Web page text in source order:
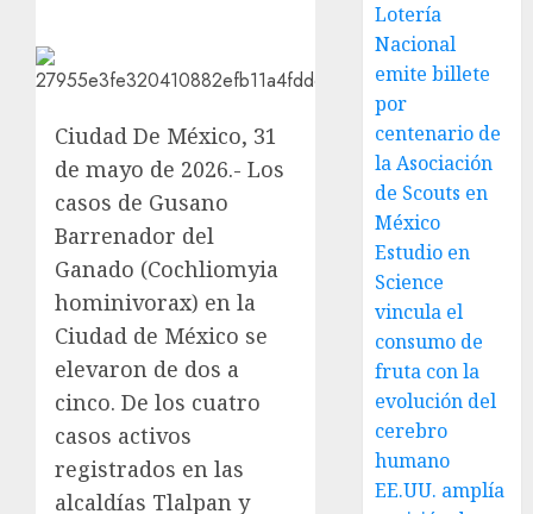
Ciudad De México, 31
de mayo de 2026.- Los
casos de Gusano
Barrenador del
Ganado (Cochliomyia
hominivorax) en la
Ciudad de México se
elevaron de dos a
cinco. De los cuatro
casos activos
registrados en las
alcaldías Tlalpan y
Lotería
Nacional
emite billete
por
centenario de
la Asociación
de Scouts en
México
Estudio en
Science
vincula el
consumo de
fruta con la
evolución del
cerebro
humano
EE.UU. amplía